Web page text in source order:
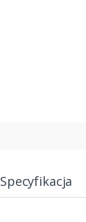
Specyfikacja